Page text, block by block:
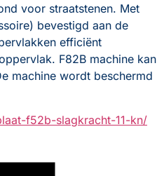
voor straatstenen. Met
bevestigd aan de
efficiënt
F82B machine kan
machine wordt beschermd
f52b-slagkracht-11-kn/